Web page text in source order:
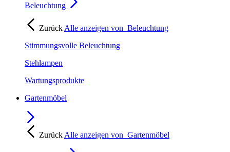
Beleuchtung
Zurück Alle anzeigen von Beleuchtung
Stimmungsvolle Beleuchtung
Stehlampen
Wartungsprodukte
Gartenmöbel
Zurück Alle anzeigen von Gartenmöbel